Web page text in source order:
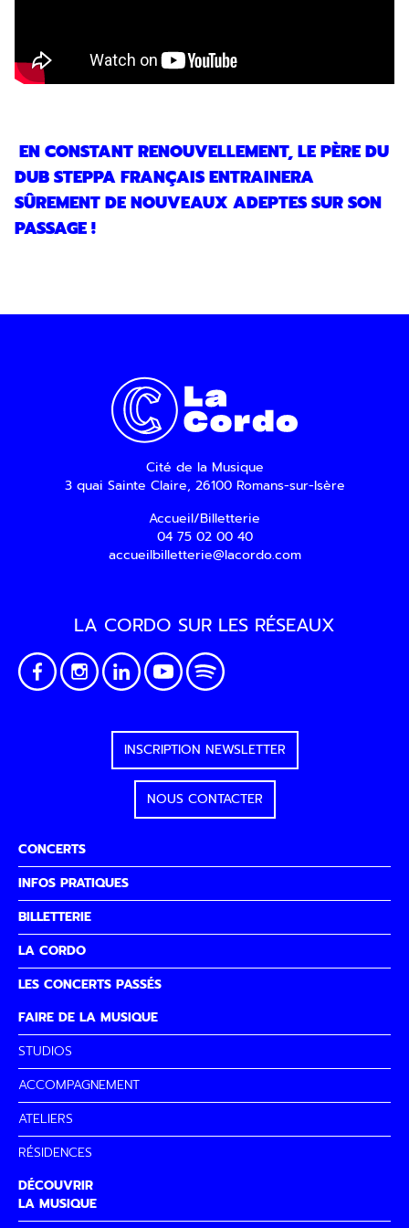
EN CONSTANT RENOUVELLEMENT, LE PÈRE DU
DUB STEPPA FRANÇAIS ENTRAINERA
SÛREMENT DE NOUVEAUX ADEPTES SUR SON
PASSAGE !
Cité de la Musique
3 quai Sainte Claire, 26100 Romans-sur-Isère
Accueil/Billetterie
04 75 02 00 40
accueilbilletterie@lacordo.com
CONCERTS
INFOS PRATIQUES
BILLETTERIE
LA CORDO
LES CONCERTS PASSÉS
FAIRE DE LA MUSIQUE
STUDIOS
ACCOMPAGNEMENT
ATELIERS
RÉSIDENCES
DÉCOUVRIR
LA MUSIQUE
LA CORDO SUR LES RÉSEAUX
INSCRIPTION NEWSLETTER
NOUS CONTACTER
les liens de désinscription ou en nous
contactant. Pour en savoir plus, consultez
notrePolitique de confidentialité.